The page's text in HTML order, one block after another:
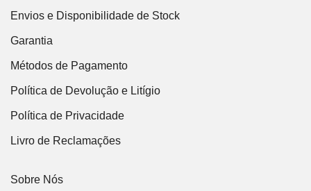
Envios e Disponibilidade de Stock
Garantia
Métodos de Pagamento
Política de Devolução e Litígio
Política de Privacidade
Livro de Reclamações
Sobre Nós